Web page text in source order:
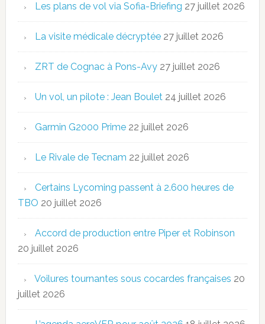
Les plans de vol via Sofia-Briefing 27 juillet 2026
La visite médicale décryptée 27 juillet 2026
ZRT de Cognac à Pons-Avy 27 juillet 2026
Un vol, un pilote : Jean Boulet 24 juillet 2026
Garmin G2000 Prime 22 juillet 2026
Le Rivale de Tecnam 22 juillet 2026
Certains Lycoming passent à 2.600 heures de
TBO 20 juillet 2026
Accord de production entre Piper et Robinson
20 juillet 2026
Voilures tournantes sous cocardes françaises 20
juillet 2026